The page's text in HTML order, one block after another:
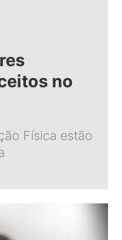
no
Física estão